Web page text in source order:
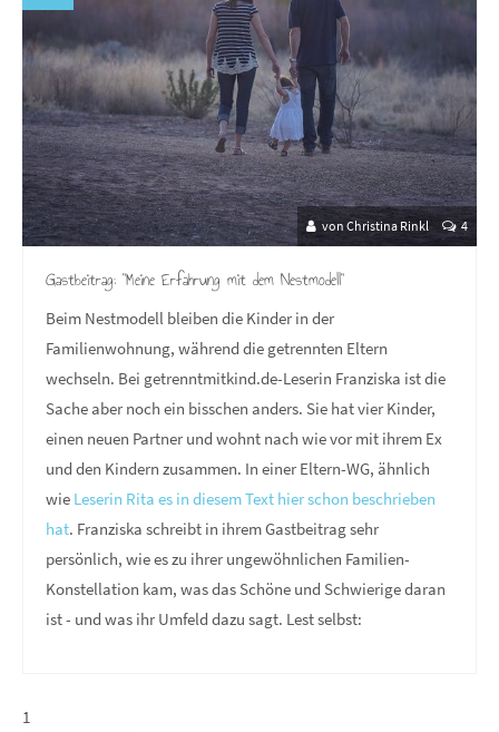
von Christina Rinkl 4
Gastbeitrag: "Meine Erfahrung mit dem Nestmodell"
Beim Nestmodell bleiben die Kinder in der
Familienwohnung, während die getrennten Eltern
wechseln. Bei getrenntmitkind.de-Leserin Franziska ist die
Sache aber noch ein bisschen anders. Sie hat vier Kinder,
einen neuen Partner und wohnt nach wie vor mit ihrem Ex
und den Kindern zusammen. In einer Eltern-WG, ähnlich
wie Leserin Rita es in diesem Text hier schon beschrieben
hat. Franziska schreibt in ihrem Gastbeitrag sehr
persönlich, wie es zu ihrer ungewöhnlichen Familien-
Konstellation kam, was das Schöne und Schwierige daran
ist - und was ihr Umfeld dazu sagt. Lest selbst:
1